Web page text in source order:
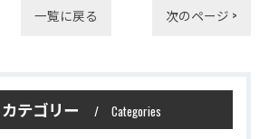
一覧に戻る 次のページ >
カテゴリー Categories